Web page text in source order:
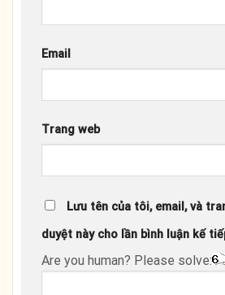
Email
Trang web
Lưu tên của tôi, email, và
duyệt này cho lần bình luận kế
Are you human? Please solve: